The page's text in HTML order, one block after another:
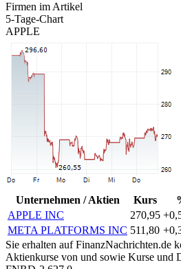
Firmen im Artikel
5-Tage-Chart
APPLE
Unternehmen / Aktien Kurs
APPLE INC
270,95
META PLATFORMS INC 511,80
Sie erhalten auf FinanzNachrichten.de
Aktienkurse von und sowie Kurse und